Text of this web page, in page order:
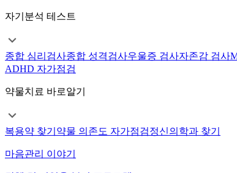
자기분석 테스트
종합 심리검사종합 성격검사우울증 검사자존감 검사
ADHD 자가점검
약물치료 바로알기
복용약 찾기 약물 의존도 자가점검정신의학과 찾기
마음관리 이야기